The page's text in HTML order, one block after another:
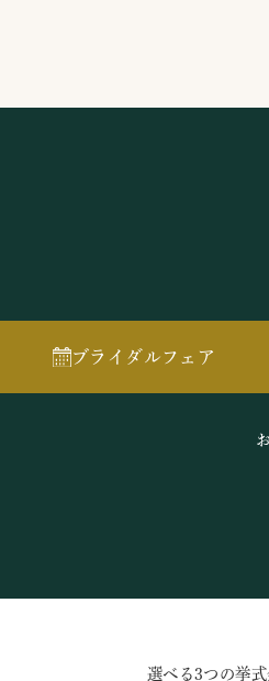
ブライダルフェア
選べる3つの挙